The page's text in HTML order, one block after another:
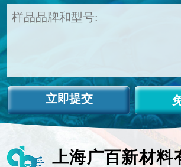
上海广百新材料